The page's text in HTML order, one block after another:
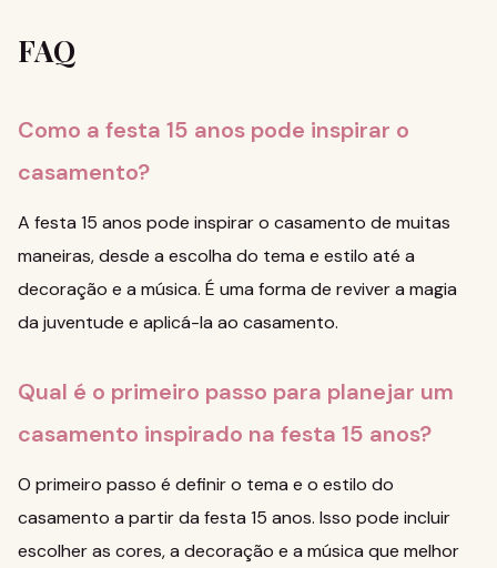
FAQ
Como a festa 15 anos pode inspirar o
casamento?
A festa 15 anos pode inspirar o casamento de muitas
maneiras, desde a escolha do tema e estilo até a
decoração e a música. É uma forma de reviver a magia
da juventude e aplicá-la ao casamento.
Qual é o primeiro passo para planejar um
casamento inspirado na festa 15 anos?
O primeiro passo é definir o tema e o estilo do
casamento a partir da festa 15 anos. Isso pode incluir
escolher as cores, a decoração e a música que melhor